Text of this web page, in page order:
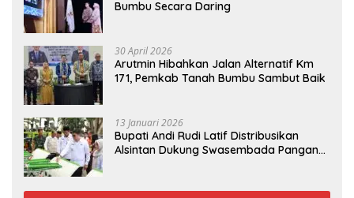
Bumbu Secara Daring
30 April 2026
Arutmin Hibahkan Jalan Alternatif Km
171, Pemkab Tanah Bumbu Sambut Baik
13 Januari 2026
Bupati Andi Rudi Latif Distribusikan
Alsintan Dukung Swasembada Pangan